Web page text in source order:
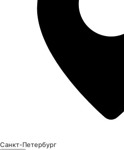
Санкт-Петербург